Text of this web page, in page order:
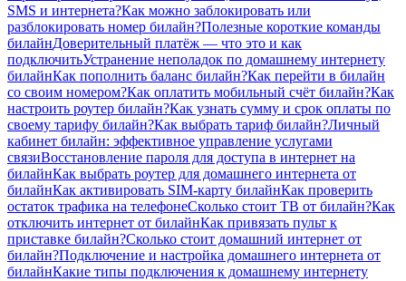
SMS и интернета?Как можно заблокировать или
разблокировать номер билайн?Полезные короткие команды
билайнДоверительный платёж — что это и как
подключитьУстранение неполадок по домашнему интернету
билайнКак пополнить баланс билайн?Как перейти в билайн
со своим номером?Как оплатить мобильный счёт билайн?Как
настроить роутер билайн?Как узнать сумму и срок оплаты по
своему тарифу билайн?Как выбрать тариф билайн?Личный
кабинет билайн: эффективное управление услугами
связиВосстановление пароля для доступа в интернет на
билайнКак выбрать роутер для домашнего интернета от
билайнКак активировать SIM-карту билайнКак проверить
остаток трафика на телефонеСколько стоит ТВ от билайн?Как
отключить интернет от билайнКак привязать пульт к
приставке билайн?Сколько стоит домашний интернет от
билайн?Подключение и настройка домашнего интернета от
билайнКакие типы подключения к домашнему интернету